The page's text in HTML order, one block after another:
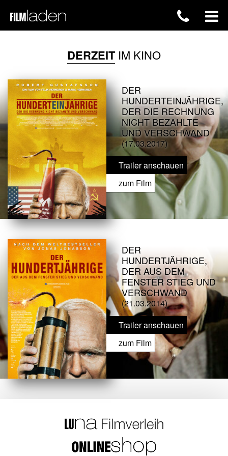
DERZEITIM KINO
DER
HUNDERTEINJÄHRIGE,
DER DIE RECHNUNG
NICHT BEZAHLTE
UND VERSCHWAND
(17.03.2017)
Trailer anschauen
zum Film
DER
HUNDERTJÄHRIGE,
DER AUS DEM
FENSTER STIEG UND
VERSCHWAND
(21.03.2014)
Trailer anschauen
zum Film